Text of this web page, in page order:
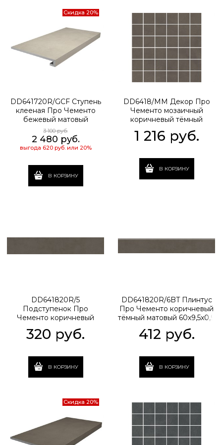
Скидка 20%
DD641720R/GCF Ступень
клееная Про Чементо
бежевый матовый
33x60x0,9
3 100 руб.
2 480 руб.
выгода 620 руб.или 20%
В КОРЗИНУ
DD6418/MM Декор Про
Чементо мозаичный
коричневый тёмный
матовый 30x30x0,9
1 216 руб.
В КОРЗИНУ
DD641820R/5
Подступенок Про
Чементо коричневый
тёмный матовый
60x10,7x0,9
320 руб.
В КОРЗИНУ
DD641820R/6BT Плинтус
Про Чементо коричневый
тёмный матовый 60x9,5x0,9
412 руб.
В КОРЗИНУ
Скидка 20%